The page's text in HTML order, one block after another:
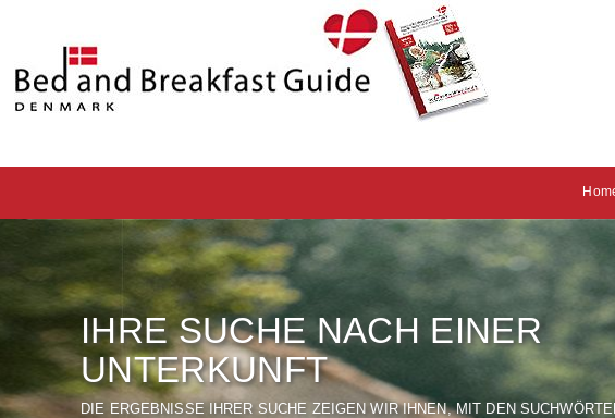
IHRE SUCHE NACH EINER
UNTERKUNFT
DIE ERGEBNISSE IHRER SUCHE ZEIGEN WIR IHNEN, MIT DEN